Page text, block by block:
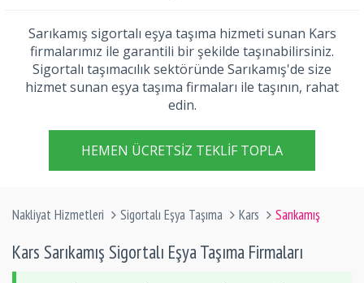
Sarıkamış sigortalı eşya taşıma hizmeti sunan Kars
firmalarımız ile garantili bir şekilde taşınabilirsiniz.
Sigortalı taşımacılık sektöründe Sarıkamış'de size
hizmet sunan eşya taşıma firmaları ile taşının, rahat
edin.
HEMEN ÜCRETSIZ TEKLIF TOPLA
Nakliyat Hizmetleri Sigortalı Eşya Taşıma Kars Sarıkamış
Kars Sarıkamış Sigortalı Eşya Taşıma Firmaları